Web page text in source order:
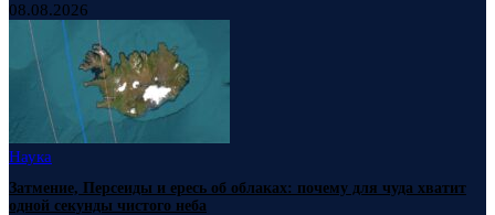
08.08.2026
Наука
Затмение, Персеиды и ересь об облаках: почему для чуда хватит
одной секунды чистого неба